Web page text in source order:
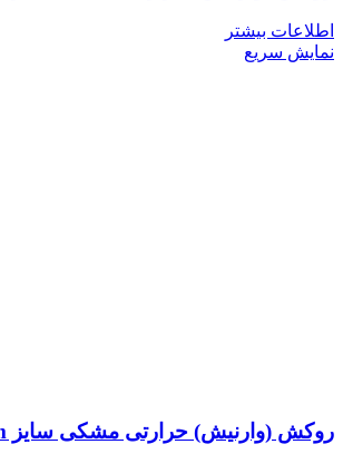
اطلاعات بیشتر
نمایش سریع
روکش (وارنیش) حرارتی مشکی سایز 2mm – یک متر